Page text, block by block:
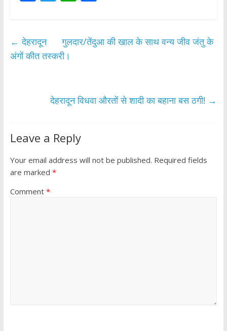
b
o
er s
p
e
← देहरादून गुलदार/तेंदुआ की खाल के साथ वन्य जीव जंतु के
अंगों कीत तस्करी।
देहरादून विधवा औरतों से शादी का बहाना बस ठगी! →
Leave a Reply
Your email address will not be published. Required fields
are marked *
Comment *